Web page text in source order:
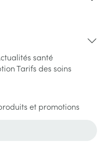
santé
Tarifs des soins
et promotions